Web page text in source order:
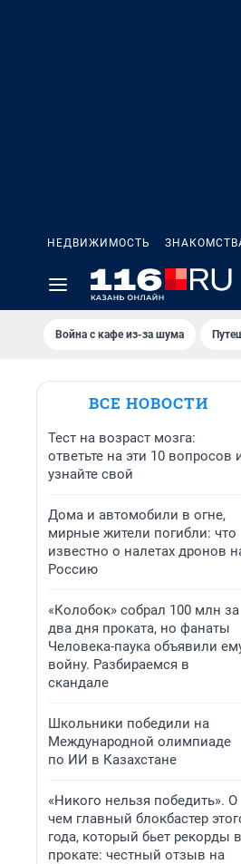
НЕДВИЖИМОСТЬ
Война с кафе из-за шума
ВСЕ НОВОСТИ
Тест на возраст мозга:
ответьте на эти 10 вопросов
узнайте свой
Дома и автомобили в огне,
мирные жители погибли: что
известно о налетах дронов
Россию
«Колобок» собрал 100 млн за
два дня проката, но фанаты
Человека-паука объявили
войну. Разбираемся в
скандале
Школьники победили на
Международной олимпиаде
по ИИ в Казахстане
«Никого нельзя победить». О
чем главный блокбастер
года, который бьет рекорды в
прокате: честный отзыв на